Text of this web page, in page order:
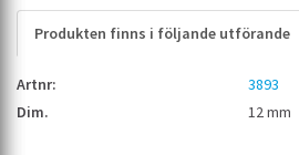
Produkten finns i följande utförande
3893
12 mm